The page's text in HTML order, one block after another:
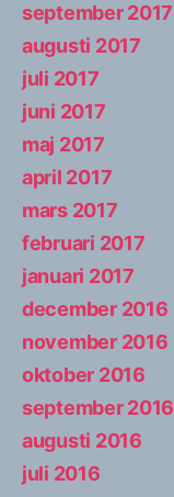
september 2017
augusti 2017
juli 2017
juni 2017
maj 2017
april 2017
mars 2017
februari 2017
januari 2017
december 2016
november 2016
oktober 2016
september 2016
augusti 2016
juli 2016